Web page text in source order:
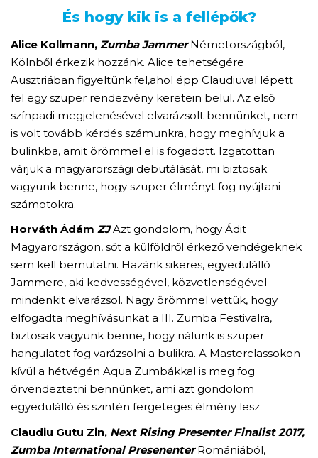
És hogy kik is a fellépők?
Alice Kollmann, Zumba JammerNémetországból,
Kölnből érkezik hozzánk. Alice tehetségére
Ausztriában figyeltünk fel,ahol épp Claudiuval lépett
fel egy szuper rendezvény keretein belül. Az első
színpadi megjelenésével elvarázsolt bennünket, nem
is volt tovább kérdés számunkra, hogy meghívjuk a
bulinkba, amit örömmel el is fogadott. Izgatottan
várjuk a magyarországi debütálását, mi biztosak
vagyunk benne, hogy szuper élményt fog nyújtani
számotokra.
Horváth Ádám ZJAzt gondolom, hogy Ádit
Magyarországon, sőt a külföldről érkező vendégeknek
sem kell bemutatni. Hazánk sikeres, egyedülálló
Jammere, aki kedvességével, közvetlenségével
mindenkit elvarázsol. Nagy örömmel vettük, hogy
elfogadta meghívásunkat a III. Zumba Festivalra,
biztosak vagyunk benne, hogy nálunk is szuper
hangulatot fog varázsolni a bulikra. A Masterclassokon
kívül a hétvégén Aqua Zumbákkal is meg fog
örvendeztetni bennünket, ami azt gondolom
egyedülálló és szintén fergeteges élmény lesz
Claudiu Gutu Zin, Next Rising Presenter Finalist 2017,
Zumba International PresenenterRomániából,